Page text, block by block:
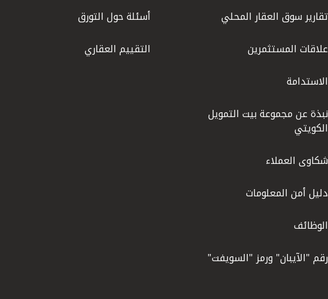
تقارير سوق العقار المحلي
علاقات المستثمرين
الاستدامة
نبذة عن مجموعة بيت التمويل
الكويتي
شكاوى العملاء
دليل أمن المعلومات
الوظائف
رقم "الآيبان" ورمز "السويفت"
أسئلة حول التورق
التقييم العقاري